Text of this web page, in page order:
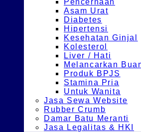
Pencernaan
Asam Urat
Diabetes
Hipertensi
Kesehatan Ginjal
Kolesterol
Liver / Hati
Melancarkan
Produk BPJS
Stamina Pria
Untuk Wanita
Jasa Sewa Website
Rubber Crumb
Damar Batu Meranti
Jasa Legalitas & HKI